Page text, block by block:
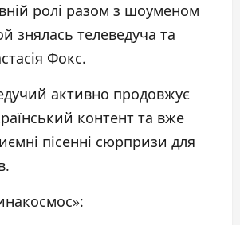
ролі разом з шоуменом
знялась телеведуча та
Фокс.
активно продовжує
контент та вже
пісенні сюрпризи для